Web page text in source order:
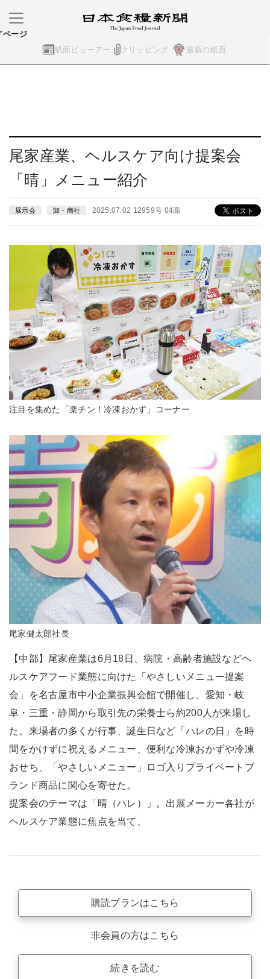
紙面ビューアー クリッピング 最新の紙面
ページ
尾家産業、ヘルスケア向け提案会
「晴」メニュー紹介
展示会 卸・商社 2025.07.02 12959号 04面
注目を集めた「楽チン！冷凍おかず」コーナー
尾家健太郎社長
【中部】尾家産業は6月18日、病院・高齢者施設などヘ
ルスケアフード業態に向けた「やさしいメニュー提案
会」を名古屋市中小企業振興会館で開催し、愛知・岐
阜・三重・静岡から取引先の栄養士ら約200人が来場し
た。来場者の多くが行事、誕生日など「ハレの日」を時
間をかけずに祝えるメニュー、便利な冷凍おかずや冷凍
おせち、「やさしいメニュー」ロゴ入りプライベートブ
ランド商品に関心を寄せた。
提案会のテーマは「晴（ハレ）」。出展メーカー各社が
ヘルスケア業態に焦点を当て、
購読プランはこちら
非会員の方はこちら
続きを読む